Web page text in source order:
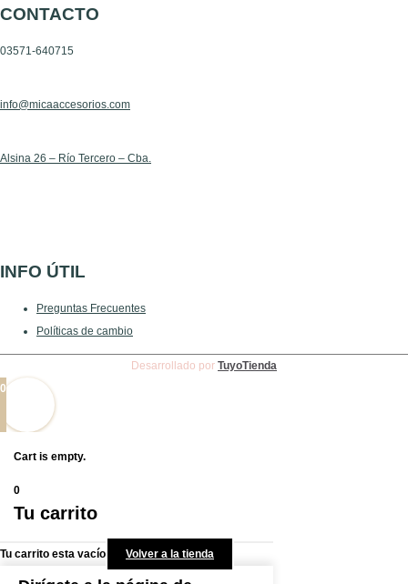
CONTACTO
03571-640715
info@micaaccesorios.com
Alsina 26 – Río Tercero – Cba.
INFO ÚTIL
Preguntas Frecuentes
Políticas de cambio
Desarrollado por TuyoTienda
0
Cart is empty.
0
Tu carrito
Tu carrito esta vacío Volver a la tienda